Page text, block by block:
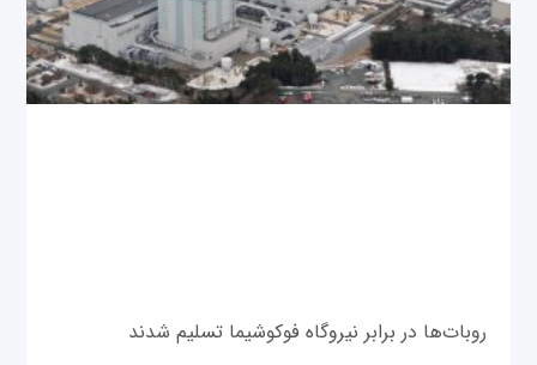
روبات‌ها در برابر نیروگاه فوکوشیما تسلیم شدند